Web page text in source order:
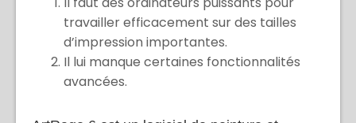
Il faut des ordinateurs puissants pour
travailler efficacement sur des tailles
d’impression importantes.
Il lui manque certaines fonctionnalités